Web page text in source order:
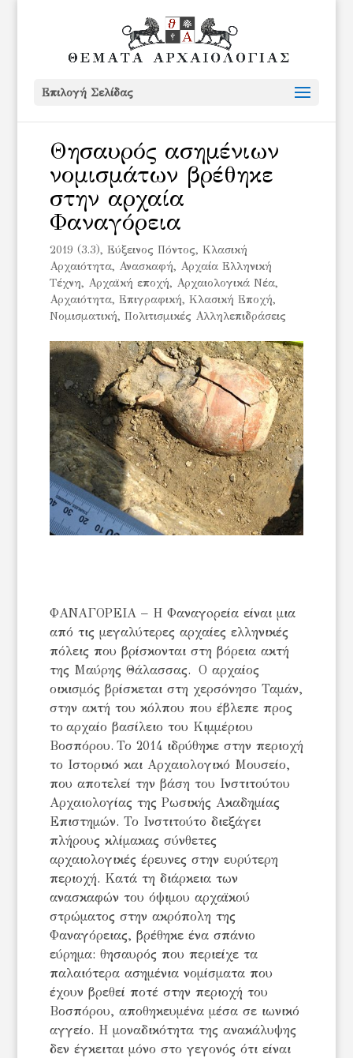
Επιλογή Σελίδας
Θησαυρός ασημένιων
νομισμάτων βρέθηκε
στην αρχαία
Φαναγόρεια
2019 (3.3), Eύξεινος Πόντος, Kλασική
Αρχαιότητα, Ανασκαφή, Αρχαία Ελληνική
Τέχνη, Αρχαϊκή εποχή, Αρχαιολογικά Νέα,
Αρχαιότητα, Επιγραφική, Κλασική Εποχή,
Νομισματική, Πολιτισμικές Αλληλεπιδράσεις
ΦΑΝΑΓΟΡΕΙΑ – Η Φαναγoρεία είναι μια
από τις μεγαλύτερες αρχαίες ελληνικές
πόλεις που βρίσκονται στη βόρεια ακτή
της Μαύρης Θάλασσας. Ο αρχαίος
οικισμός βρίσκεται στη χερσόνησο Ταμάν,
στην ακτή του κόλπου που έβλεπε προς
το αρχαίο βασίλειο του Κιμμέριου
Βοσπόρου. Το 2014 ιδρύθηκε στην περιοχή
το Ιστορικό και Αρχαιολογικό Μουσείο,
που αποτελεί την βάση του Ινστιτούτου
Αρχαιολογίας της Ρωσικής Ακαδημίας
Επιστημών. Το Ινστιτούτο διεξάγει
πλήρους κλίμακας σύνθετες
αρχαιολογικές έρευνες στην ευρύτερη
περιοχή. Κατά τη διάρκεια των
ανασκαφών του όψιμου αρχαϊκού
στρώματος στην ακρόπολη της
Φαναγόρειας, βρέθηκε ένα σπάνιο
εύρημα: θησαυρός που περιείχε τα
παλαιότερα ασημένια νομίσματα που
έχουν βρεθεί ποτέ στην περιοχή του
Βοσπόρου, αποθηκευμένα μέσα σε ιωνικό
αγγείο. Η μοναδικότητα της ανακάλυψης
δεν έγκειται μόνο στο γεγονός ότι είναι